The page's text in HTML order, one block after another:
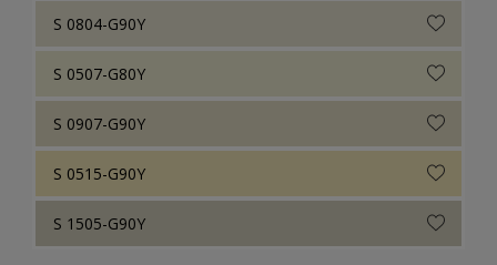
S 0804-G90Y
S 0507-G80Y
S 0907-G90Y
S 0515-G90Y
S 1505-G90Y